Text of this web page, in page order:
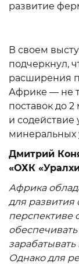
развитие
В своем
подчеркнул,
расширения
Африке — не
поставок до
и
минеральных
Дмитрий
«ОХК
Африка
для развития
перспективе
Однако для